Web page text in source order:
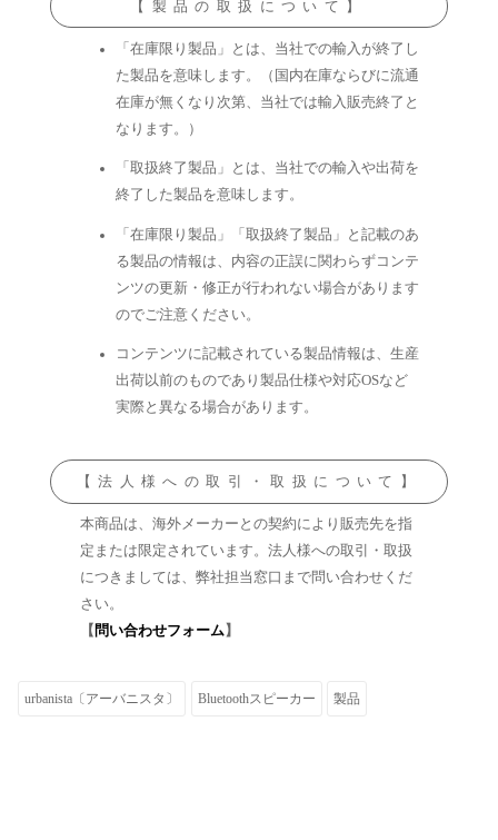
【製品の取扱について】
「在庫限り製品」とは、当社での輸入が終了し
た製品を意味します。（国内在庫ならびに流通
在庫が無くなり次第、当社では輸入販売終了と
なります。）
「取扱終了製品」とは、当社での輸入や出荷を
終了した製品を意味します。
「在庫限り製品」「取扱終了製品」と記載のあ
る製品の情報は、内容の正誤に関わらずコンテ
ンツの更新・修正が行われない場合があります
のでご注意ください。
コンテンツに記載されている製品情報は、生産
出荷以前のものであり製品仕様や対応OSなど
実際と異なる場合があります。
【法人様への取引・取扱について】
本商品は、海外メーカーとの契約により販売先を指
定または限定されています。法人様への取引・取扱
につきましては、弊社担当窓口まで問い合わせくだ
さい。
【 問い合わせフォーム】
urbanista〔アーバニスタ〕 Bluetoothスピーカー 製品